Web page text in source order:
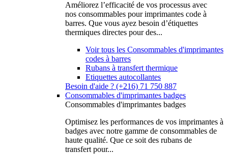
Améliorez l’efficacité de vos processus avec
nos consommables pour imprimantes code à
barres. Que vous ayez besoin d’étiquettes
thermiques directes pour des...
Voir tous les Consommables d'imprimantes
codes à barres
Rubans à transfert thermique
Etiquettes autocollantes
Besoin d'aide ? (+216) 71 750 887
Consommables d'imprimantes badges
Consommables d'imprimantes badges
Optimisez les performances de vos imprimantes à
badges avec notre gamme de consommables de
haute qualité. Que ce soit des rubans de
transfert pour...